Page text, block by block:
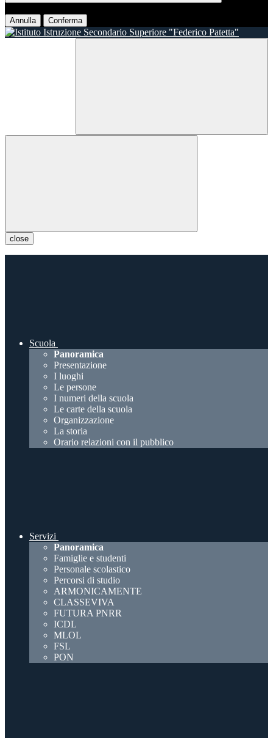
Annulla Conferma
close
Scuola
Panoramica
Presentazione
I luoghi
Le persone
I numeri della scuola
Le carte della scuola
Organizzazione
La storia
Orario relazioni con il pubblico
Servizi
Panoramica
Famiglie e studenti
Personale scolastico
Percorsi di studio
ARMONICAMENTE
CLASSEVIVA
FUTURA PNRR
ICDL
MLOL
FSL
PON